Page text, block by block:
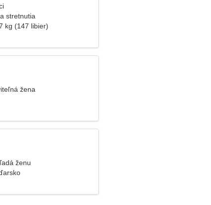
stretnutia
kg (147 libier)
žena
ženu